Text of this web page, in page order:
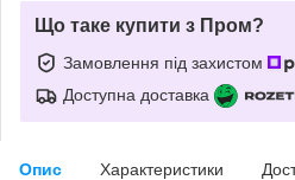
Що таке купити з Пром?
Замовлення під захистом
Доступна доставка
Опис Характеристики